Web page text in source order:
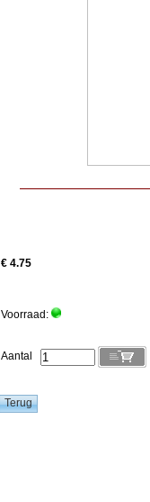
€ 4.75
Voorraad:
Aantal